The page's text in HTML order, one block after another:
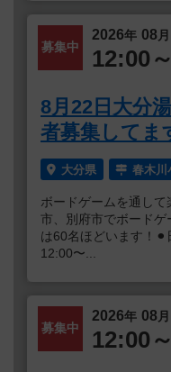
募集中
2026年 08 月
12:00
8月22日大分
者募集してま
大分県 春木川
ボードゲームを通して
市、別府市でボード
は60名ほどいます！⚫︎
12:00〜...
募集中
2026年 08 月
12:00